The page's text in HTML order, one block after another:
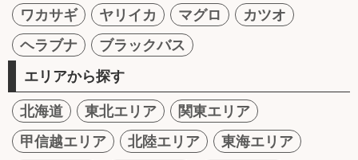
ワカサギ
ヤリイカ マグロ
カツオ
ヘラブナ
ブラックバス
エリアから探す
北海道 東北エリア
関東エリア
甲信越エリア
北陸エリア
東海エリア